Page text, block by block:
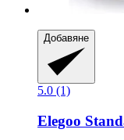
Добавяне
5.0 (1)
Elegoo